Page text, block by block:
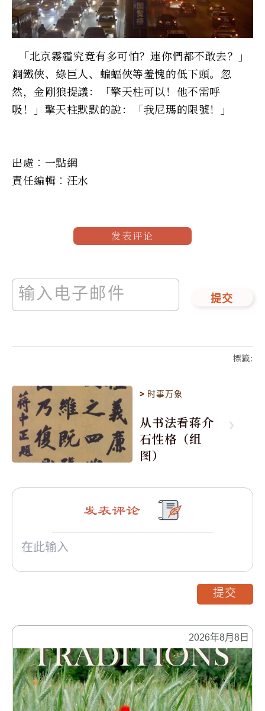
「北京霧霾究竟有多可怕？連你們都不敢去？」
鋼鐵俠、綠巨人、蝙蝠俠等羞愧的低下頭。忽
然，金剛狼提議：「擎天柱可以！他不需呼
吸！」擎天柱默默的說：「我尼瑪的限號！」
出處︰一點網
責任編輯︰汪水
发表评论
提交
標籤:
> 时事万象
从书法看蒋介
石性格（组
图）
2026年8月8日
发表评论
提交